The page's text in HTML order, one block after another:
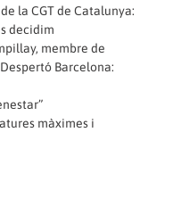
la CGT de Catalunya:
decidim
membre de
Barcelona:
màximes i